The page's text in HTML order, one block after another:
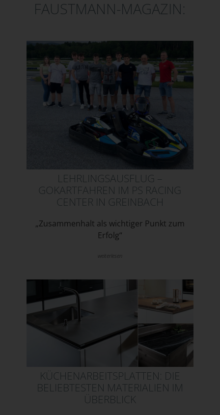
FAUSTMANN-MAGAZIN:
LEHRLINGSAUSFLUG –
GOKARTFAHREN IM PS RACING
CENTER IN GREINBACH
„Zusammenhalt als wichtiger Punkt zum
Erfolg“
weiterlesen
KÜCHENARBEITSPLATTEN: DIE
BELIEBTESTEN MATERIALIEN IM
ÜBERBLICK